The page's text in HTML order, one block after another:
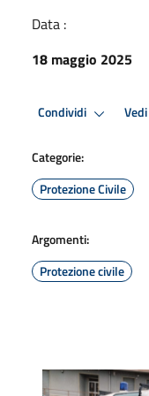
Data :
18 maggio 2025
Condividi
Categorie:
Protezione Civile
Argomenti:
Protezione civile